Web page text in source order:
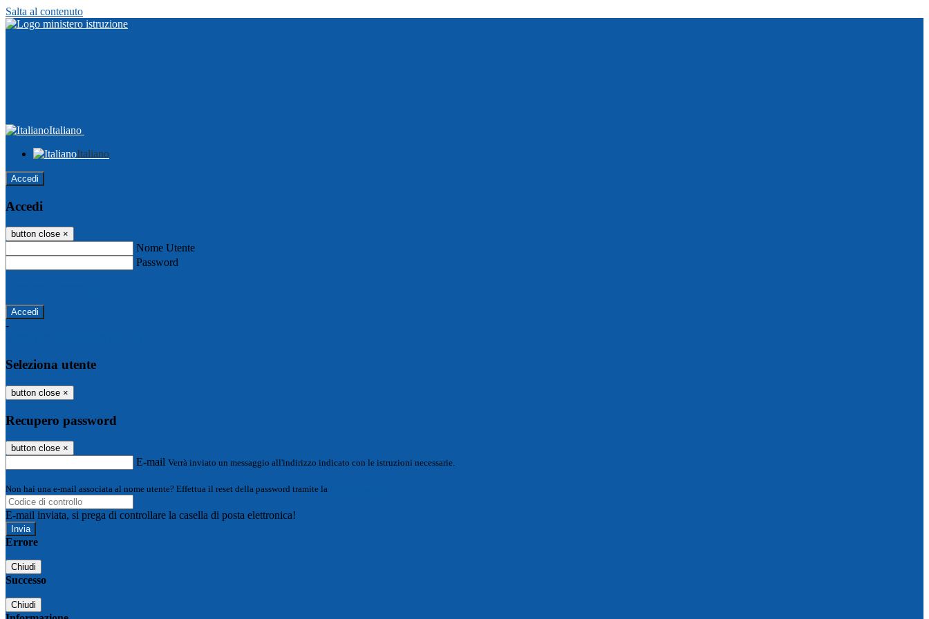
Salta al contenuto
Italiano
Italiano
Accedi
Accedi
button close ×
Nome Utente
Password
-
Seleziona utente
button close ×
Recupero password
button close ×
E-mail Verrà inviato un messaggio all'indirizzo indicato con le istruzioni necessarie.
Non hai una e-mail associata al nome utente? Effettua il reset della password tramite la
E-mail inviata, si prega di controllare la casella di posta elettronica!
Errore
Chiudi
Successo
Chiudi